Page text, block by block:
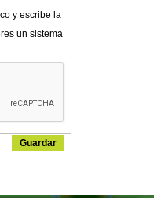
y escribe la
un sistema